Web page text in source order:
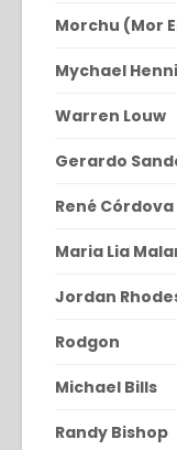
Morchu (Mor
Mychael
Warren Louw
Gerardo
René Córdova
Maria Lia
Jordan
Rodgon
Michael Bills
Randy Bishop